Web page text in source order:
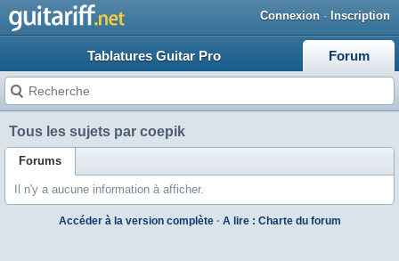
Connexion · Inscription
Tablatures Guitar Pro Forum
Tous les sujets par coepik
Forums
Il n'y a aucune information à afficher.
Accéder à la version complète· A lire : Charte du forum